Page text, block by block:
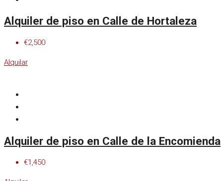
Alquiler de piso en Calle de Hortaleza
€2,500
Alquilar
Alquiler de piso en Calle de la Encomienda
€1,450